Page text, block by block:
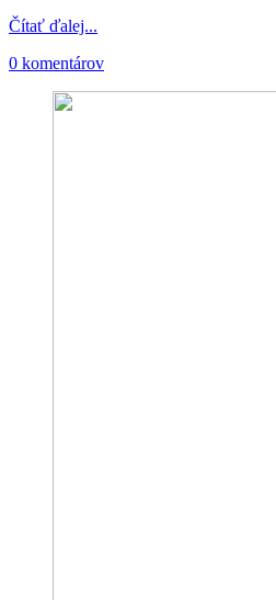
Čítať ďalej...
0 komentárov